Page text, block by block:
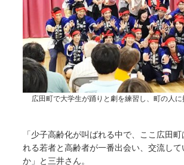
広田町で大学生が踊りと劇を練習し、町の人
「少子高齢化が叫ばれる中で、ここ広田
れる若者と高齢者が一番出会い、交流し
か」と三井さん。